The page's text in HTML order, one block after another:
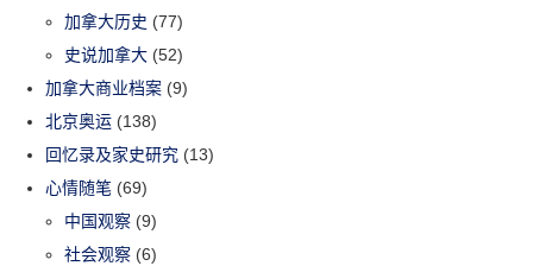
加拿大历史 (77)
史说加拿大 (52)
加拿大商业档案 (9)
北京奥运 (138)
回忆录及家史研究 (13)
心情随笔 (69)
中国观察 (9)
社会观察 (6)